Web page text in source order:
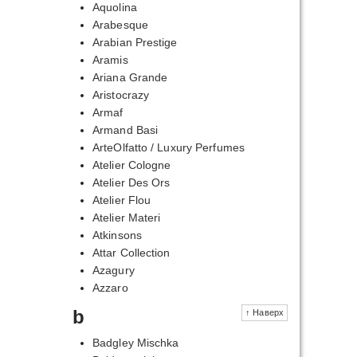
Aquolina
Arabesque
Arabian Prestige
Aramis
Ariana Grande
Aristocrazy
Armaf
Armand Basi
ArteOlfatto / Luxury Perfumes
Atelier Cologne
Atelier Des Ors
Atelier Flou
Atelier Materi
Atkinsons
Attar Collection
Azagury
Azzaro
↑ Наверх
b
Badgley Mischka